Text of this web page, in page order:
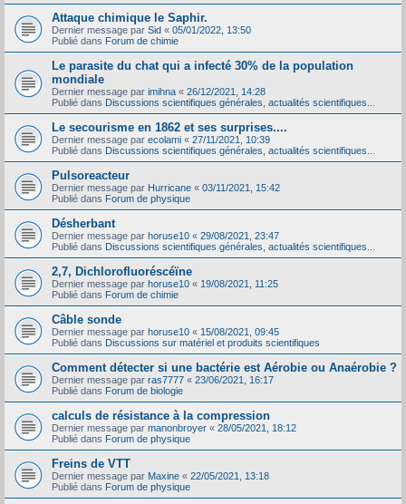
Attaque chimique le Saphir.
Dernier message par Sid « 05/01/2022, 13:50
Publié dans Forum de chimie
Le parasite du chat qui a infecté 30% de la population
mondiale
Dernier message par imihna « 26/12/2021, 14:28
Publié dans Discussions scientifiques générales, actualités scientifiques...
Le secourisme en 1862 et ses surprises....
Dernier message par ecolami « 27/11/2021, 10:39
Publié dans Discussions scientifiques générales, actualités scientifiques...
Pulsoreacteur
Dernier message par Hurricane « 03/11/2021, 15:42
Publié dans Forum de physique
Désherbant
Dernier message par horuse10 « 29/08/2021, 23:47
Publié dans Discussions scientifiques générales, actualités scientifiques...
2,7, Dichlorofluoréscéïne
Dernier message par horuse10 « 19/08/2021, 11:25
Publié dans Forum de chimie
Câble sonde
Dernier message par horuse10 « 15/08/2021, 09:45
Publié dans Discussions sur matériel et produits scientifiques
Comment détecter si une bactérie est Aérobie ou Anaérobie ?
Dernier message par ras7777 « 23/06/2021, 16:17
Publié dans Forum de biologie
calculs de résistance à la compression
Dernier message par manonbroyer « 28/05/2021, 18:12
Publié dans Forum de physique
Freins de VTT
Dernier message par Maxine « 22/05/2021, 13:18
Publié dans Forum de physique